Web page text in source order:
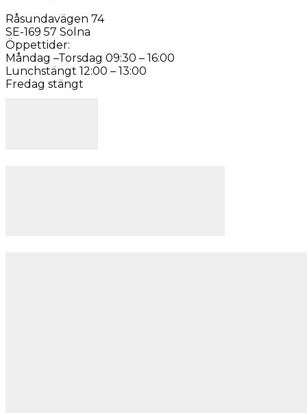
Råsundavägen 74
SE-169 57 Solna
Öppettider:
Måndag –Torsdag 09:30 – 16:00
Lunchstängt 12:00 – 13:00
Fredag stängt